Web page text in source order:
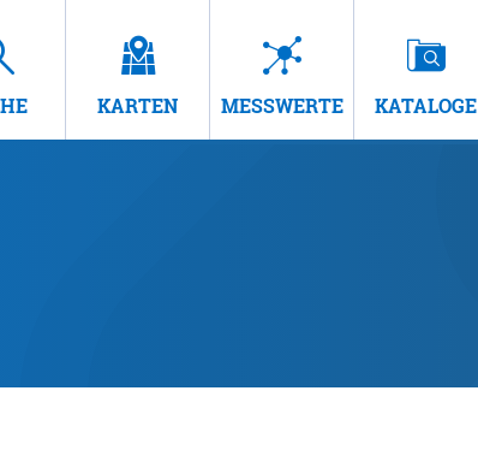
KARTEN MESSWERTE KATALOGE